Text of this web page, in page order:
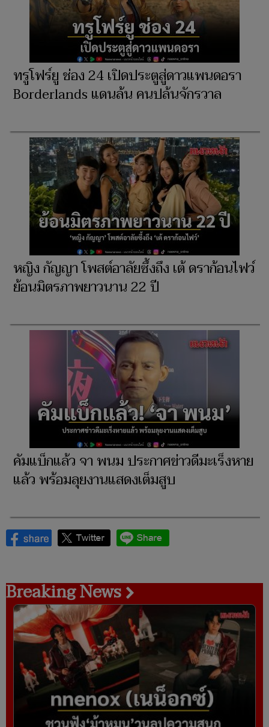
ทรูโฟร์ยู ช่อง 24 เปิดประตูสู่ดาวแพนดอรา
Borderlands แดนล้น คนปล้นจักรวาล
หญิง กัญญา โพสต์อาลัยซึ้งถึง เต้ ดราก้อนไฟว์
ย้อนมิตรภาพยาวนาน 22 ปี
คัมแบ็กแล้ว จา พนม ประกาศข่าวดีมะเร็งหาย
แล้ว พร้อมลุยงานแสดงเต็มสูบ
Breaking News